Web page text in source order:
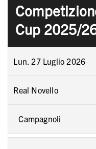
Cup 2025/
Lun. 27 Luglio 2026
Real Novello
Campagnoli